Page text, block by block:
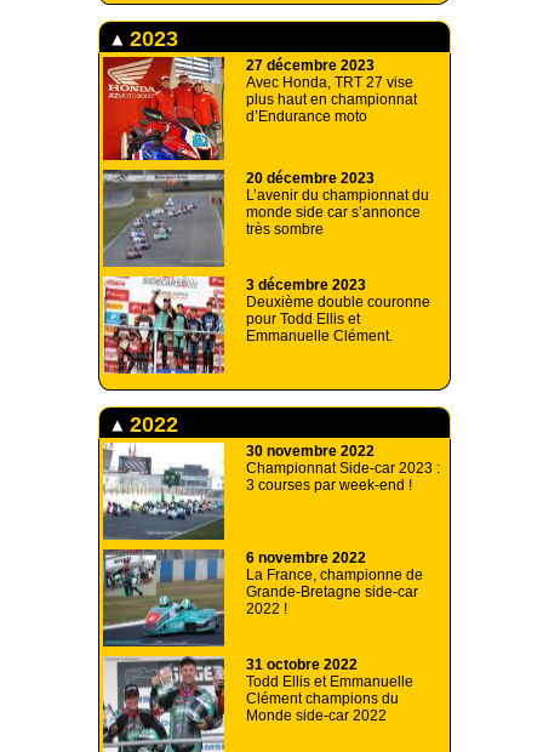
2023
27 décembre 2023
Avec Honda, TRT 27 vise
plus haut en championnat
d’Endurance moto
20 décembre 2023
L’avenir du championnat du
monde side car s’annonce
très sombre
3 décembre 2023
Deuxième double couronne
pour Todd Ellis et
Emmanuelle Clément.
2022
30 novembre 2022
Championnat Side-car 2023 :
3 courses par week-end !
6 novembre 2022
La France, championne de
Grande-Bretagne side-car
2022 !
31 octobre 2022
Todd Ellis et Emmanuelle
Clément champions du
Monde side-car 2022